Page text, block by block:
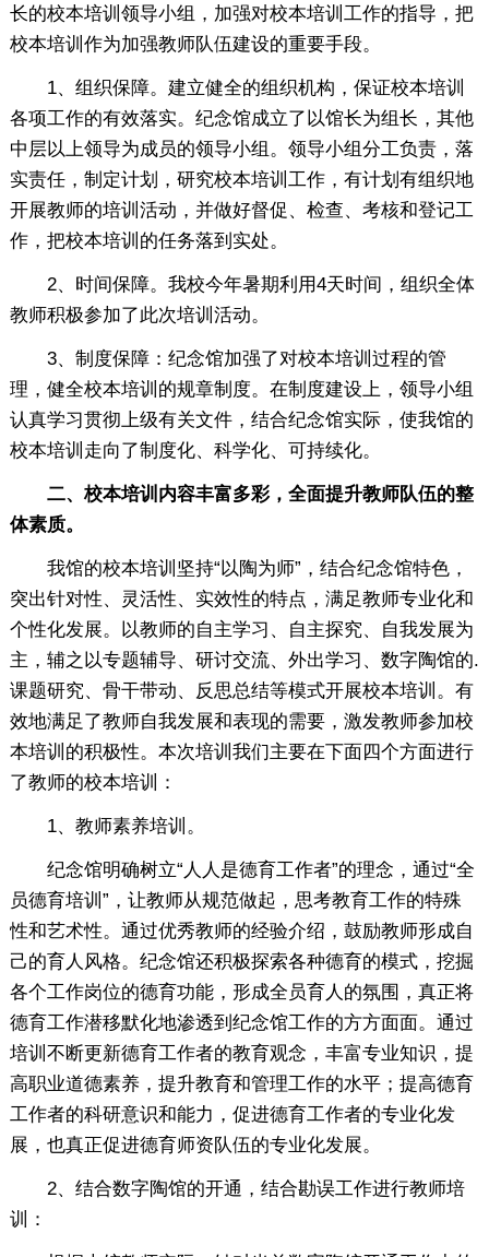
长的校本培训领导小组，加强对校本培训工作的指导，把
校本培训作为加强教师队伍建设的重要手段。
1、组织保障。建立健全的组织机构，保证校本培训
各项工作的有效落实。纪念馆成立了以馆长为组长，其他
中层以上领导为成员的领导小组。领导小组分工负责，落
实责任，制定计划，研究校本培训工作，有计划有组织地
开展教师的培训活动，并做好督促、检查、考核和登记工
作，把校本培训的任务落到实处。
2、时间保障。我校今年暑期利用4天时间，组织全体
教师积极参加了此次培训活动。
3、制度保障：纪念馆加强了对校本培训过程的管
理，健全校本培训的规章制度。在制度建设上，领导小组
认真学习贯彻上级有关文件，结合纪念馆实际，使我馆的
校本培训走向了制度化、科学化、可持续化。
二、校本培训内容丰富多彩，全面提升教师队伍的整
体素质。
我馆的校本培训坚持“以陶为师”，结合纪念馆特色，
突出针对性、灵活性、实效性的特点，满足教师专业化和
个性化发展。以教师的自主学习、自主探究、自我发展为
主，辅之以专题辅导、研讨交流、外出学习、数字陶馆的.
课题研究、骨干带动、反思总结等模式开展校本培训。有
效地满足了教师自我发展和表现的需要，激发教师参加校
本培训的积极性。本次培训我们主要在下面四个方面进行
了教师的校本培训：
1、教师素养培训。
纪念馆明确树立“人人是德育工作者”的理念，通过“全
员德育培训”，让教师从规范做起，思考教育工作的特殊
性和艺术性。通过优秀教师的经验介绍，鼓励教师形成自
己的育人风格。纪念馆还积极探索各种德育的模式，挖掘
各个工作岗位的德育功能，形成全员育人的氛围，真正将
德育工作潜移默化地渗透到纪念馆工作的方方面面。通过
培训不断更新德育工作者的教育观念，丰富专业知识，提
高职业道德素养，提升教育和管理工作的水平；提高德育
工作者的科研意识和能力，促进德育工作者的专业化发
展，也真正促进德育师资队伍的专业化发展。
2、结合数字陶馆的开通，结合勘误工作进行教师培
训：